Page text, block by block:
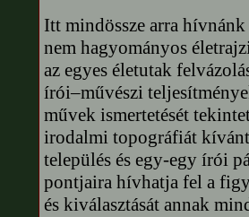
Itt mindössze arra
nem hagyományos
az egyes életutak
írói–művészi
művek ismertetését
irodalmi topográfiát
település és egy-egy írói
pontjaira hívhatja fel a
és kiválasztását annak